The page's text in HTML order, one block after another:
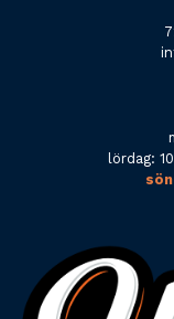
lördag: